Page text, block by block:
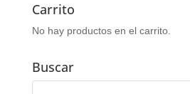
Carrito
No hay productos en el carrito.
Buscar